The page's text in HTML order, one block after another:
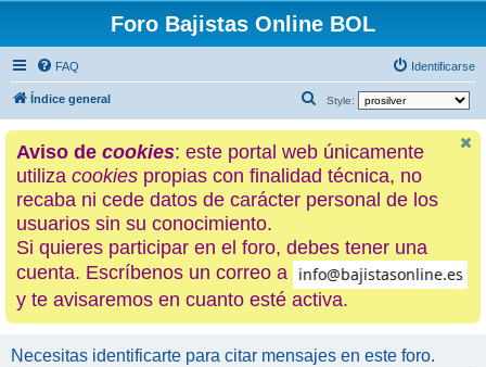
Foro Bajistas Online BOL
FAQ Identificarse
Índice general Style:
u
c
a
Aviso de cookies: este portal web únicamente
utiliza cookies propias con finalidad técnica, no
recaba ni cede datos de carácter personal de los
usuarios sin su conocimiento.
Si quieres participar en el foro, debes tener una
cuenta. Escríbenos un correo a
y te avisaremos en cuanto esté activa.
Necesitas identificarte para citar mensajes en este foro.